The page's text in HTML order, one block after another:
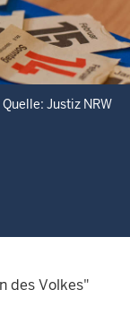
Quelle: Justiz NRW
des Volkes"